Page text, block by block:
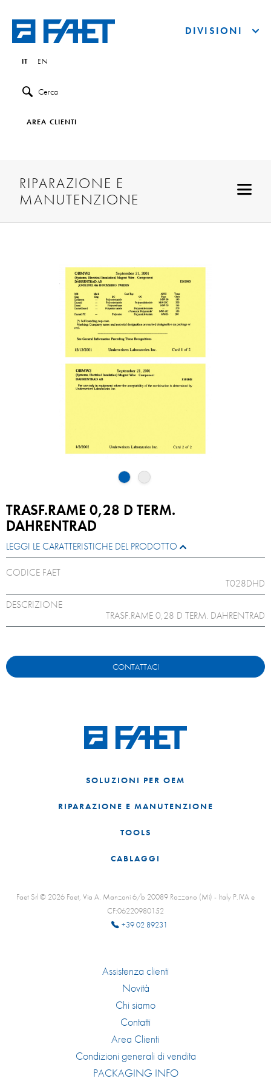
IT EN
Cerca
AREA CLIENTI
DIVISIONI
RIPARAZIONE E
MANUTENZIONE
TRASF.RAME 0,28 D TERM.
DAHRENTRAD
LEGGI LE CARATTERISTICHE DEL PRODOTTO
CODICE FAET
T028DHD
DESCRIZIONE
TRASF.RAME 0,28 D TERM. DAHRENTRAD
CONTATTACI
SOLUZIONI PER OEM
RIPARAZIONE E MANUTENZIONE
TOOLS
CABLAGGI
Faet Srl © 2026 Faet, Via A. Manzoni 6/b 20089 Rozzano (Mi) - Italy P.IVA e
CF:06220980152
+39 02 89231
Assistenza clienti
Novità
Chi siamo
Contatti
Area Clienti
Condizioni generali di vendita
PACKAGING INFO